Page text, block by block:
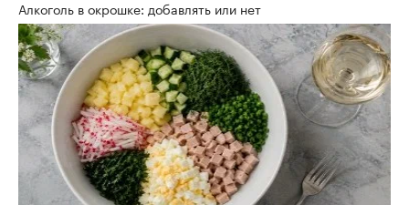
Алкоголь в окрошке: добавлять или нет